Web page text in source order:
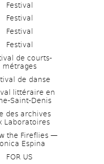
Festival
Festival
Festival
Festival
de courts-
métrages
de danse
littéraire en
Saint-Denis
des archives
Laboratoires
the Fireflies —
Espina
FOR US